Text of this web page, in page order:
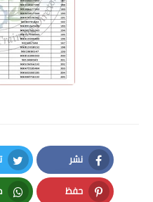
نشر
Facebook
حفظ